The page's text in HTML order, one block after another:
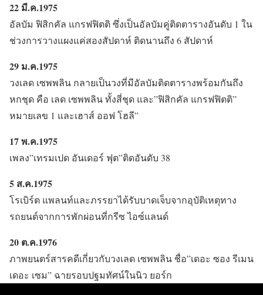
22 มี.ค.1975
อัลบัม ฟิสิกคัล แกรฟฟิตติ ซึ่งเป็นอัลบัมคู่ติดตารางอันดับ 1 ใน
ช่วงการวางแผงแค่สองสัปดาห์ ติดนานถึง 6 สัปดาห์
29 ม.ค.1975
วงเลด เซพพลิน กลายเป็นวงที่มีอัลบัมติดตารางพร้อมกันถึง
หกชุด คือ เลด เซพพลิน ทั้งสี่ชุด และ”ฟิสิกคัล แกรฟฟิตติ”
หมายเลข 1 และเฮาส์ ออฟ โฮลี”
17 พ.ค.1975
เพลง”เทรมเปด อันเดอร์ ฟุต”ติดอันดับ 38
5 ส.ค.1975
โรเบิร์ต แพลนท์และภรรยาได้รับบาดเจ็บจากอุบัติเหตุทาง
รถยนต์จากการพักผ่อนที่กรีซ ไอซ์แลนด์
20 ต.ค.1976
ภาพยนตร์สารคดีเกี่ยวกับวงเลด เซพพลิน ชื่อ”เดอะ ซอง รีเมน
เดอะ เซม” ฉายรอบปฐมทัศน์ในนิว ยอร์ก